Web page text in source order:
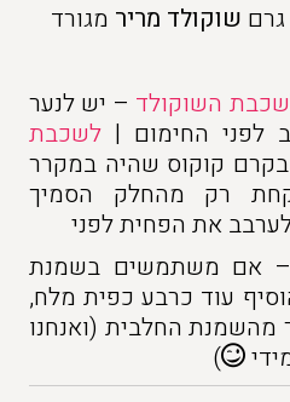
שוקולד מריר מגורד
השוקולד – יש לנער
לפני החימום | לשכבת
קוקוס שהיה במקרר
ולקחת רק מהחלק הסמיך
את הפחית לפני
– אם משתמשים בשמנת
עוד כרבע כפית מלח,
מהשמנת החלבית (ואנחנו
)